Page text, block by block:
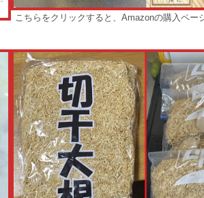
こちらをクリックすると、Amazonの購入ペー